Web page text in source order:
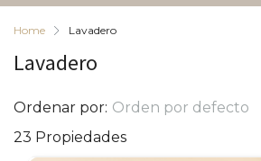
Home Lavadero
Lavadero
23 Propiedades
Ordenar por: Orden por defecto